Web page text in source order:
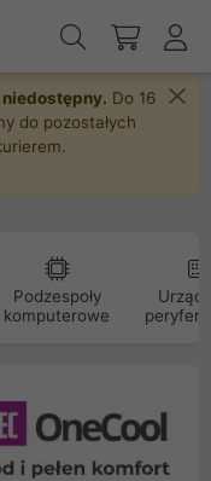
Do 16
do pozostałych
Podzespoły
komputerowe